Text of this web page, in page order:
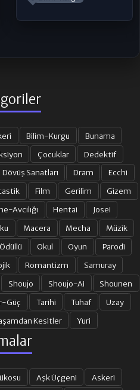
Bilim-Kurgu
Bunama
Çocuklar
Dedektif
Dövüş Sanatları Dram
Ecchi
Film Gerilim
Gizem
Avcılığı Hentai
Josei
Macera Mecha
Müzik
Ödüllü Okul Oyun
Parodi
Romantizm
Samuray
Shoujo Shoujo-Ai
Shounen
Güç Tarihi Tuhaf
Uzay
Kesitler Yuri
Aşk Üçgeni
Askeri